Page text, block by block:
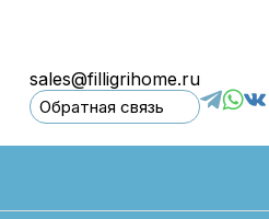
sales@filligrihome.ru
Обратная связь